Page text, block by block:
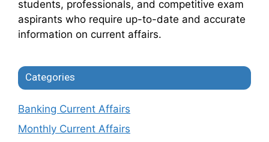
students, professionals, and competitive exam
aspirants who require up-to-date and accurate
information on current affairs.
Categories
Banking Current Affairs
Monthly Current Affairs